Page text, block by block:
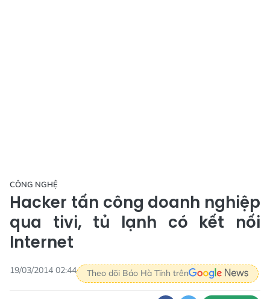
CÔNG NGHỆ
Hacker tấn công doanh nghiệp
qua tivi, tủ lạnh có kết nối
Internet
19/03/2014 02:44 Theo dõi Báo Hà Tĩnh trên